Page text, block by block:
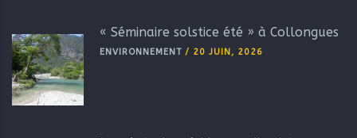
« Séminaire solstice été » à Collongues
ENVIRONNEMENT / 20 JUIN, 2026